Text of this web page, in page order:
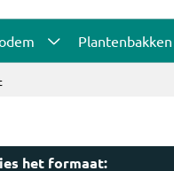
Plantenbakken
het formaat: